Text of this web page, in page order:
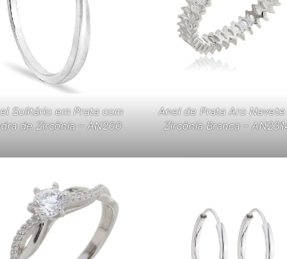
Solitário em Prata com
de Zircônia – AN200
Anel de Prata Aro
Zircônia Branca –